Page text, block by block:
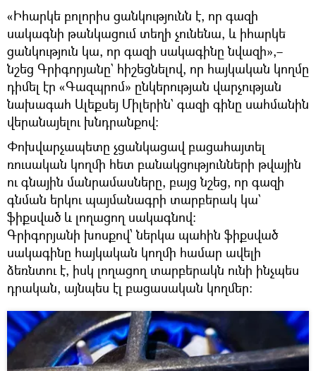
«Իհարկե բոլորիս ցանկությունն է, որ գազի
սակագնի թանկացում տեղի չունենա, և իհարկե
ցանկություն կա, որ գազի սակագինը նվազի»,–
նշեց Գրիգորյանը` հիշեցնելով, որ հայկական կողմը
դիմել էր «Գազպրոմ» ընկերության վարչության
նախագահ Ալեքսեյ Միլերին` գազի գինը սահմանին
վերանայելու խնդրանքով։
Փոխվարչապետը չցանկացավ բացահայտել
ռուսական կողմի հետ բանակցությունների թվային
ու գնային մանրամասները, բայց նշեց, որ գազի
գնման երկու պայմանագրի տարբերակ կա`
ֆիքսված և լողացող սակագնով։
Գրիգորյանի խոսքով՝ ներկա պահին ֆիքսված
սակագինը հայկական կողմի համար ավելի
ձեռնտու է, իսկ լողացող տարբերակն ունի ինչպես
դրական, այնպես էլ բացասական կողմեր։